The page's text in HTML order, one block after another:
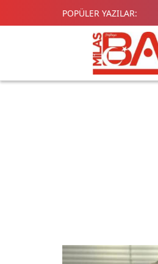
POPÜLER YAZILAR: